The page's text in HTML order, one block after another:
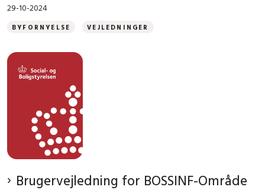
29-10-2024
BYFORNYELSE VEJLEDNINGER
Brugervejledning for BOSSINF-Område